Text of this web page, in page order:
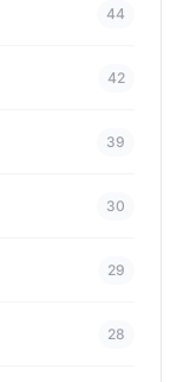
44
42
39
30
29
28